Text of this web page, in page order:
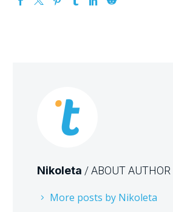
Nikoleta / ABOUT AUTHOR
More posts by Nikoleta